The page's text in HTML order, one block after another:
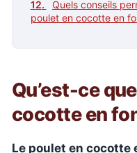
Quels conseils
poulet en cocotte en
Qu’est-ce
cocotte en
Le poulet en cocotte